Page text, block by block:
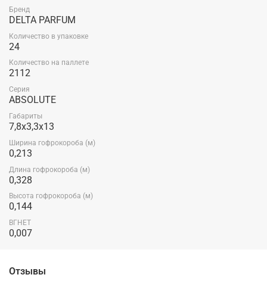
Бренд
DELTA PARFUM
Количество в упаковке
24
Количество на паллете
2112
Серия
ABSOLUTE
Габариты
7,8x3,3x13
Ширина гофрокороба (м)
0,213
Длина гофрокороба (м)
0,328
Высота гофрокороба (м)
0,144
ВГНЕТ
0,007
Отзывы